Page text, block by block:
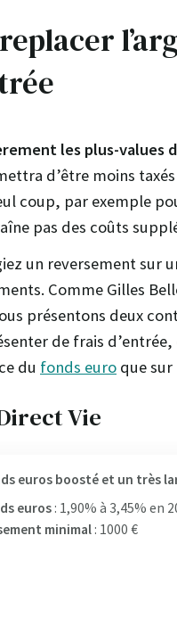
les plus-values
d’être moins
coup, par exemple
pas des coûts
un reversement sur
Comme Gilles
présentons deux
de frais
du fonds euro que sur
Vie
euros boosté et un très
euros: 1,90% à 3,45% en
minimal: 1000 €